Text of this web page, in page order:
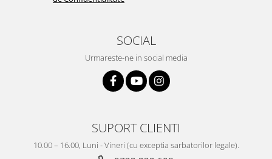
SOCIAL
Urmareste-ne in social media
SUPORT CLIENTI
10.00 – 16.00, Luni - Vineri (cu exceptia sarbatorilor legale).